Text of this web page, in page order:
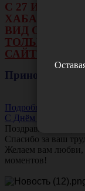
С 27 ИЮЛЯ
ХАБАРОВСКА
ВИД
ТОЛЬКО
САЙТЕ ИЛИ
Приносим
Подробнее
С Днём Акушера-
Поздравляем с Днём
Спасибо за ваш
Желаем вам любви,
моментов!